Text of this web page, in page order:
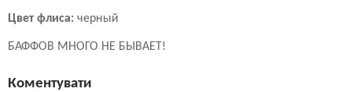
Цвет флиса: черный
БАФФОВ МНОГО НЕ БЫВАЕТ!
Коментувати